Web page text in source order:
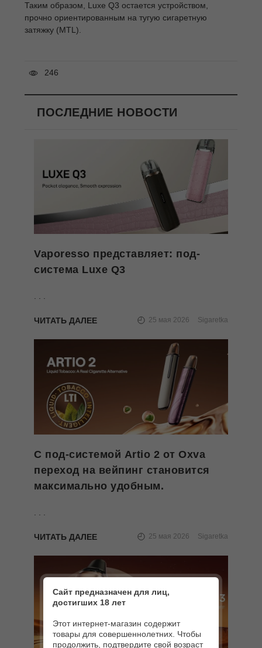
Таким образом, Luxe Q3 остается устройством,
прочно ориентированным на тугую сигаретную
затяжку (MTL).
246
ПОСЛЕДНИЕ НОВОСТИ
Vaporesso представляет: под-
система Luxe Q3
ЧИТАТЬ ДАЛЕЕ 25 мая 2026 Sigaretka
С под-системой Artio 2 от Oxva
переход на вейпинг становится
максимально удобным.
. . .
ЧИТАТЬ ДАЛЕЕ 25 мая 2026 Sigaretka
Сайт предназначен для лиц,
достигших 18 лет
Этот интернет-магазин содержит
товары для совершеннолетних. Чтобы
продолжить, подтвердите свой возраст